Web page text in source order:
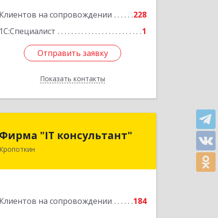
Клиентов на сопровождении
228
1С:Специалист
1
Отправить заявку
Показать контакты
Подробнее
Отправить заявку
Назад
Фирма "IT консультант"
Кропоткин
Клиентов на сопровождении 184
Подробнее